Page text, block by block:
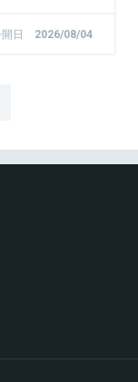
日 2026/08/04